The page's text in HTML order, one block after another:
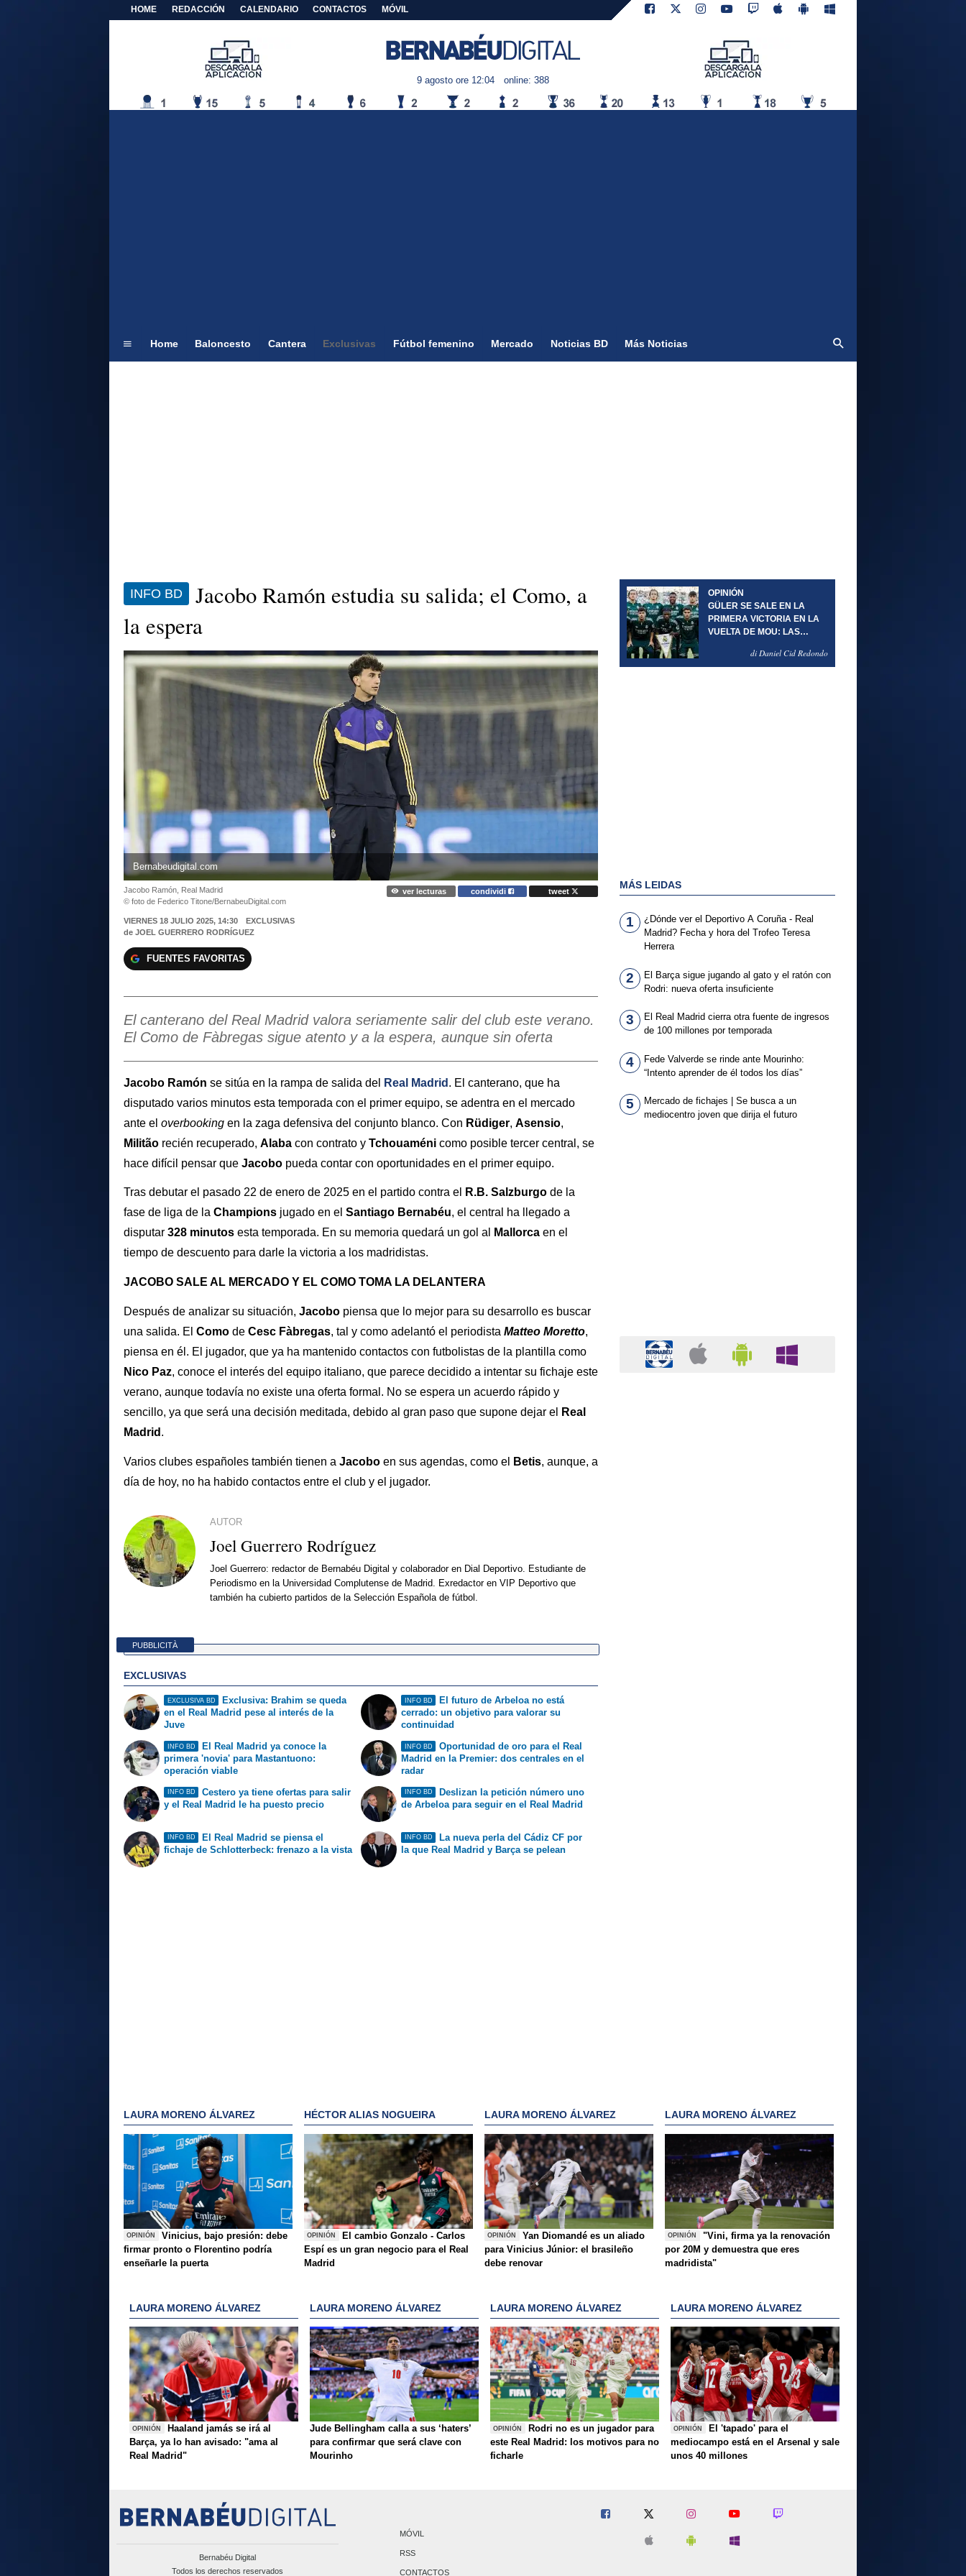
HOME REDACCIÓN CALENDARIO CONTACTOS MÓVIL
9 agosto ore 12:04 online: 388
Home Baloncesto Cantera Exclusivas Fútbol femenino Mercado Noticias BD Más Noticias
INFO BD
Jacobo Ramón estudia su salida; el Como, a
la espera
Bernabeudigital.com
Jacobo Ramón, Real Madrid
© foto de Federico Titone/BernabeuDigital.com
ver lecturas condividi tweet
VIERNES 18 JULIO 2025, 14:30
EXCLUSIVAS
de JOEL GUERRERO RODRÍGUEZ
FUENTES FAVORITAS
El canterano del Real Madrid valora seriamente salir del club este verano.
El Como de Fàbregas sigue atento y a la espera, aunque sin oferta
Jacobo Ramón se sitúa en la rampa de salida del Real Madrid . El canterano, que ha
disputado varios minutos esta temporada con el primer equipo, se adentra en el mercado
ante el overbooking en la zaga defensiva del conjunto blanco. Con Rüdiger, Asensio,
Militão recién recuperado, Alaba con contrato y Tchouaméni como posible tercer central, se
hace difícil pensar que Jacobo pueda contar con oportunidades en el primer equipo.
Tras debutar el pasado 22 de enero de 2025 en el partido contra el R.B. Salzburgo de la
fase de liga de la Champions jugado en el Santiago Bernabéu, el central ha llegado a
disputar 328 minutos esta temporada. En su memoria quedará un gol al Mallorca en el
tiempo de descuento para darle la victoria a los madridistas.
JACOBO SALE AL MERCADO Y EL COMO TOMA LA DELANTERA
Después de analizar su situación, Jacobo piensa que lo mejor para su desarrollo es buscar
una salida. El Como de Cesc Fàbregas, tal y como adelantó el periodista Matteo Moretto,
piensa en él. El jugador, que ya ha mantenido contactos con futbolistas de la plantilla como
Nico Paz, conoce el interés del equipo italiano, que parece decidido a intentar su fichaje este
verano, aunque todavía no existe una oferta formal. No se espera un acuerdo rápido y
sencillo, ya que será una decisión meditada, debido al gran paso que supone dejar el
Real
Madrid .
Varios clubes españoles también tienen a Jacobo en sus agendas, como el Betis, aunque, a
día de hoy, no ha habido contactos entre el club y el jugador.
AUTOR
Joel Guerrero Rodríguez
Joel Guerrero: redactor de Bernabéu Digital y colaborador en Dial Deportivo. Estudiante de
Periodismo en la Universidad Complutense de Madrid. Exredactor en VIP Deportivo que
también ha cubierto partidos de la Selección Española de fútbol.
PUBBLICITÀ
EXCLUSIVAS
EXCLUSIVA BD
Exclusiva: Brahim se queda
en el Real Madrid pese al interés de la
Juve
INFO BD
El Real Madrid ya conoce la
primera 'novia' para Mastantuono:
operación viable
INFO BD
El futuro de Arbeloa no está
cerrado: un objetivo para valorar su
continuidad
INFO BD
Oportunidad de oro para el Real
Madrid en la Premier: dos centrales en el
radar
INFO BD
Cestero ya tiene ofertas para salir
y el Real Madrid le ha puesto precio
INFO BD
El Real Madrid se piensa el
fichaje de Schlotterbeck: frenazo a la vista
INFO BD
Deslizan la petición número uno
de Arbeloa para seguir en el Real Madrid
INFO BD
La nueva perla del Cádiz CF por
la que Real Madrid y Barça se pelean
OPINIÓN
GÜLER SE SALE EN LA
PRIMERA VICTORIA EN LA
VUELTA DE MOU: LAS
1-2 REAL MADRIDdi Daniel Cid Redondo
MÁS LEIDAS
1
¿Dónde ver el Deportivo A Coruña - Real
Madrid? Fecha y hora del Trofeo Teresa
Herrera
2
El Barça sigue jugando al gato y el ratón con
Rodri: nueva oferta insuficiente
3
El Real Madrid cierra otra fuente de ingresos
de 100 millones por temporada
4
Fede Valverde se rinde ante Mourinho:
“Intento aprender de él todos los días”
5
Mercado de fichajes | Se busca a un
mediocentro joven que dirija el futuro
LAURA MORENO ÁLVAREZ
OPINIÓN
Vinicius, bajo presión: debe
firmar pronto o Florentino podría
enseñarle la puerta
HÉCTOR ALIAS NOGUEIRA
OPINIÓN
El cambio Gonzalo - Carlos
Espí es un gran negocio para el Real
Madrid
LAURA MORENO ÁLVAREZ
OPINIÓN
Yan Diomandé es un aliado
para Vinicius Júnior: el brasileño
debe renovar
LAURA MORENO ÁLVAREZ
OPINIÓN
"Vini, firma ya la renovación
por 20M y demuestra que eres
madridista"
LAURA MORENO ÁLVAREZ
OPINIÓN
Haaland jamás se irá al
Barça, ya lo han avisado: "ama al
Real Madrid"
LAURA MORENO ÁLVAREZ
Jude Bellingham calla a sus ‘haters’
para confirmar que será clave con
Mourinho
LAURA MORENO ÁLVAREZ
OPINIÓN
Rodri no es un jugador para
este Real Madrid: los motivos para no
ficharle
LAURA MORENO ÁLVAREZ
OPINIÓN
El 'tapado' para el
mediocampo está en el Arsenal y sale
unos 40 millones
Bernabéu Digital
Todos los derechos reservados
MÓVIL
RSS
CONTACTOS